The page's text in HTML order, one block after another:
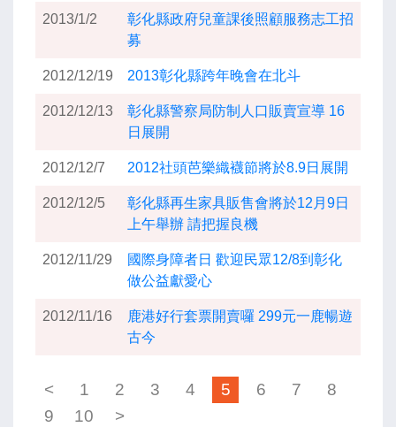
2013/1/2
彰化縣政府兒童課後照顧服務志工招
募
2012/12/19 2013彰化縣跨年晚會在北斗
2012/12/13
彰化縣警察局防制人口販賣宣導 16
日展開
2012/12/7 2012社頭芭樂織襪節將於8.9日展開
2012/12/5
彰化縣再生家具販售會將於12月9日
上午舉辦 請把握良機
2012/11/29
國際身障者日 歡迎民眾12/8到彰化
做公益獻愛心
2012/11/16
鹿港好行套票開賣囉 299元一鹿暢遊
古今
< 1 2 3 4 5 6 7
8
9
10 >